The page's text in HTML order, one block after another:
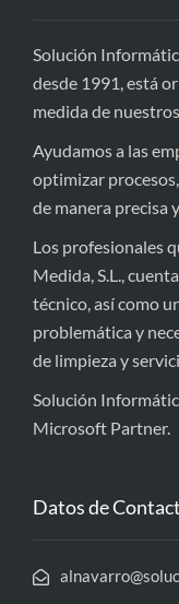
Solución
desde 1991, está
medida de
Ayudamos a las
optimizar
de manera precisa
Los profesionales
Medida, S.L.,
técnico, así como
problemática y
de limpieza y
Solución
Microsoft Partner.
Datos de